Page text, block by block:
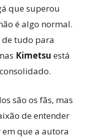
que superou
é algo normal.
de tudo para
Kimetsu está
são os fãs, mas
de entender
que a autora